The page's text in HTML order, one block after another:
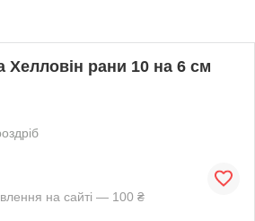
Хелловін рани 10 на 6 см
на сайті — 100 ₴